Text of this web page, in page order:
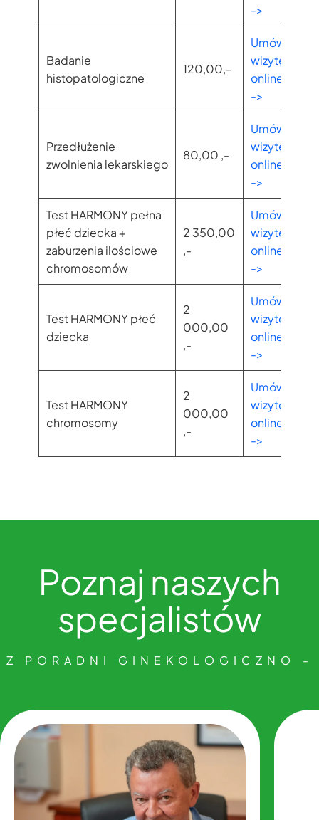
->
Badanie
histopatologiczne
120,00,-
Umów
wizytę
online
->
Przedłużenie
zwolnienia lekarskiego
80,00 ,-
Umów
wizytę
online
->
Test HARMONY pełna
płeć dziecka +
zaburzenia ilościowe
chromosomów
2 350,00
,-
Umów
wizytę
online
->
Test HARMONY płeć
dziecka
2
000,00
,-
Umów
wizytę
online
->
Test HARMONY
chromosomy
2
000,00
,-
Umów
wizytę
online
->
Poznaj naszych
specjalistów
Z PORADNI GINEKOLOGICZNO -